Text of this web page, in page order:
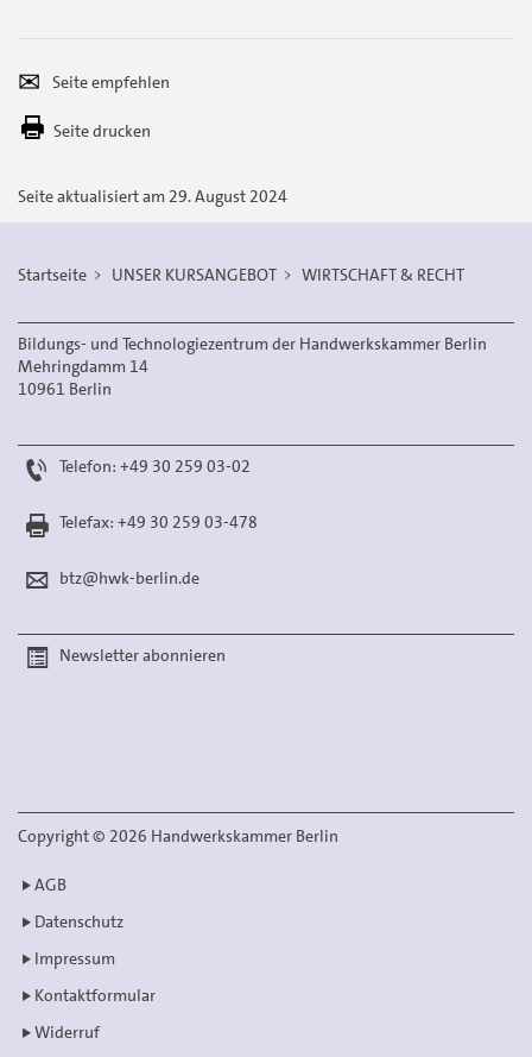
empfehlen
Per
E-
versenden
Seite drucken
Seite aktualisiert am 29. August 2024
Startseite UNSER KURSANGEBOT WIRTSCHAFT & RECHT
Bildungs- und Technologiezentrum der Handwerkskammer Berlin
Mehringdamm 14
10961 Berlin
Telefon: +49 30 259 03-02
Telefax: +49 30 259 03-478
btz@hwk-berlin.de
Newsletter abonnieren
Copyright© 2026 Handwerkskammer Berlin
AGB
Datenschutz
Impressum
Kontaktformular
Widerruf